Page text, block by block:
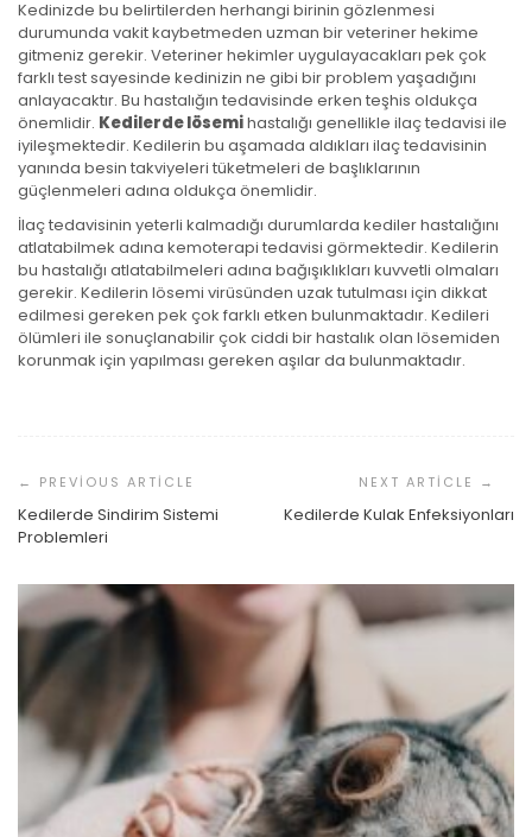
Kedinizde bu belirtilerden herhangi birinin gözlenmesi
durumunda vakit kaybetmeden uzman bir veteriner hekime
gitmeniz gerekir. Veteriner hekimler uygulayacakları pek çok
farklı test sayesinde kedinizin ne gibi bir problem yaşadığını
anlayacaktır. Bu hastalığın tedavisinde erken teşhis oldukça
önemlidir. Kedilerde lösemihastalığı genellikle ilaç tedavisi ile
iyileşmektedir. Kedilerin bu aşamada aldıkları ilaç tedavisinin
yanında besin takviyeleri tüketmeleri de başlıklarının
güçlenmeleri adına oldukça önemlidir.
İlaç tedavisinin yeterli kalmadığı durumlarda kediler hastalığını
atlatabilmek adına kemoterapi tedavisi görmektedir. Kedilerin
bu hastalığı atlatabilmeleri adına bağışıklıkları kuvvetli olmaları
gerekir. Kedilerin lösemi virüsünden uzak tutulması için dikkat
edilmesi gereken pek çok farklı etken bulunmaktadır. Kedileri
ölümleri ile sonuçlanabilir çok ciddi bir hastalık olan lösemiden
korunmak için yapılması gereken aşılar da bulunmaktadır.
Dolaşımı
Kedilerde Sindirim Sistemi
Problemleri
Kedilerde Kulak Enfeksiyonları